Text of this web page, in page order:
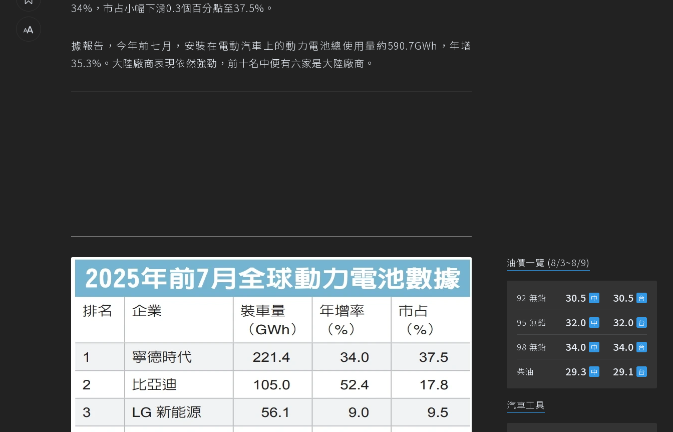
34%，市占小幅下滑0.3個百分點至37.5%。
據報告，今年前七月，安裝在電動汽車上的動力電池總使用量約590.7GWh，年增
35.3%。大陸廠商表現依然強勁，前十名中便有六家是大陸廠商。
油價一覽 (8/3~8/9)
92 無鉛 30.5 30.5
95 無鉛 32.0 32.0
98 無鉛 34.0 34.0
柴油 29.3 29.1
汽車工具